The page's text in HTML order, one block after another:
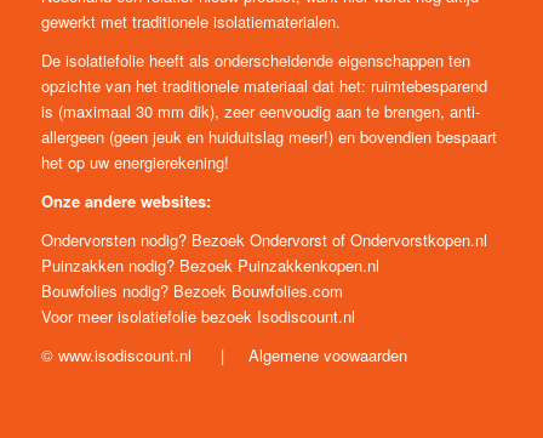
gewerkt met traditionele isolatiematerialen.
De isolatiefolie heeft als onderscheidende eigenschappen ten
opzichte van het traditionele materiaal dat het: ruimtebesparend
is (maximaal 30 mm dik), zeer eenvoudig aan te brengen, anti-
allergeen (geen jeuk en huiduitslag meer!) en bovendien bespaart
het op uw energierekening!
Onze andere websites:
Ondervorsten nodig? Bezoek Ondervorstof Ondervorstkopen.nl
Puinzakken nodig? Bezoek Puinzakkenkopen.nl
Bouwfolies nodig? Bezoek Bouwfolies.com
Voor meer isolatiefolie bezoek Isodiscount.nl
© www.isodiscount.nl | Algemene voowaarden